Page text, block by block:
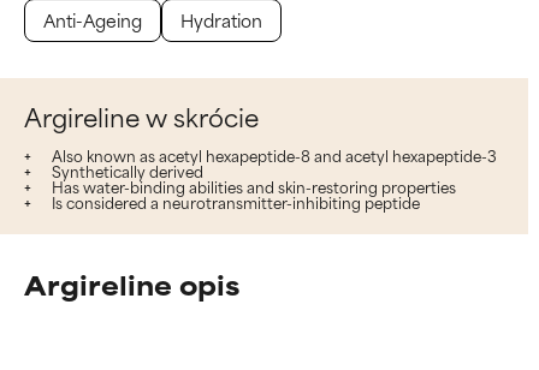
Anti-Ageing
Hydration
Argireline w skrócie
Also known as acetyl hexapeptide-8 and acetyl hexapeptide-3
Synthetically derived
Has water-binding abilities and skin-restoring properties
Is considered a neurotransmitter-inhibiting peptide
Argireline opis